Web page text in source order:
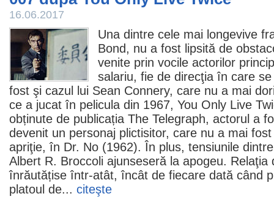
16.06.2017
Una dintre cele mai longevive
Bond, nu a fost lipsită de
venite prin vocile actorilor
salariu, fie de direcţia în care
fost şi cazul lui Sean Connery, care nu a mai
ce a jucat în pelicula din 1967, You Only Live
obținute de publicația The Telegraph, actorul a
devenit un personaj plictisitor, care nu a mai
apriţie, în Dr. No (1962). În plus, tensiunile
Albert R. Broccoli ajunseseră la apogeu. Relaţia
înrăutățise într-atât, încât de fiecare dată când
platoul de... citeşte